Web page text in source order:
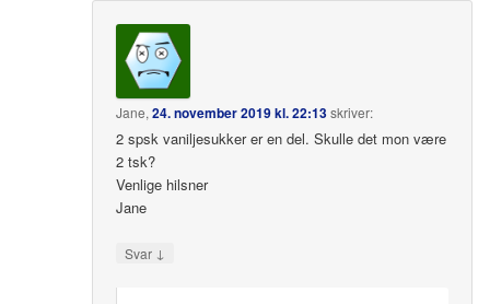
Jane,24. november 2019 kl. 22:13skriver:
2 spsk vaniljesukker er en del. Skulle det mon være
2 tsk?
Venlige hilsner
Jane
Svar ↓